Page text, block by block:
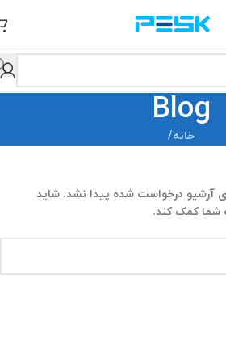
Blog
خانه/
آرشیو درخواست شده پیدا نشد. شاید
شما کمک کند.